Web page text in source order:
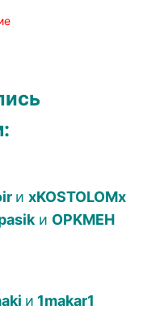
и xKOSTOLOMx
и OPKMEH
и 1makar1